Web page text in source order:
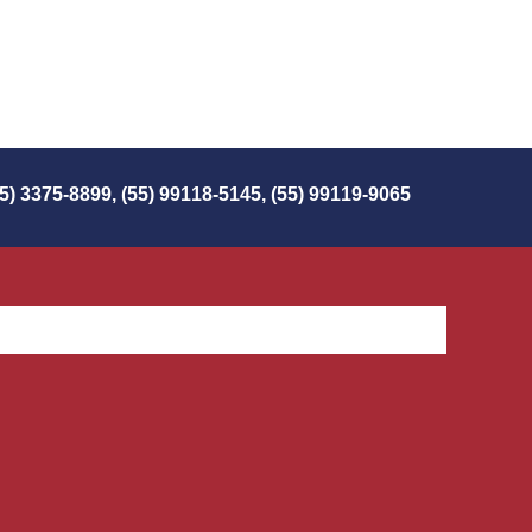
3375-8899, (55) 99118-5145, (55) 99119-9065